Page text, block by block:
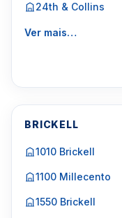
24th & Collins
Ver mais…
BRICKELL
1010 Brickell
1100 Millecento
1550 Brickell